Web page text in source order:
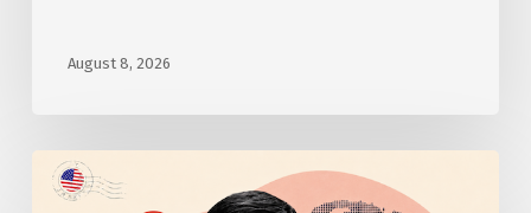
August 8, 2026
Anuncia
Estados